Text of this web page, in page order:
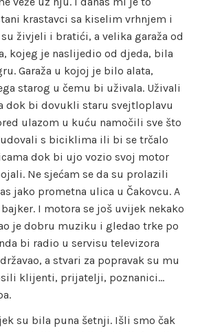
krastavci sa kiselim vrhnjem i
živjeli i bratići, a velika garaža od
kojeg je naslijedio od djeda, bila
Garaža u kojoj je bilo alata,
starog u čemu bi uživala. Uživali
dok bi dovukli staru svejtloplavu
ulazom u kuću namočili sve što
s biciklima ili bi se trčalo
dok bi ujo vozio svoj motor
Ne sjećam se da su prolazili
jako prometna ulica u Čakovcu. A
I motora se još uvijek nekako
je dobru muziku i gledao trke po
bi radio u servisu televizora
a stvari za popravak su mu
klijenti, prijatelji, poznanici…
su bila puna šetnji. Išli smo čak